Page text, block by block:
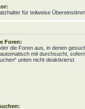
für teilweise
Foren:
die Foren aus, in denen
mit durchsucht,
unten nicht deaktivierst.